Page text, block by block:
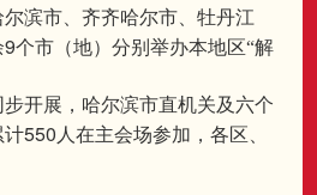
滨市、齐齐哈尔市、牡丹江
9个市（地）分别举办本地区“解
开展，哈尔滨市直机关及六个
计550 人在主会场参加，各区、